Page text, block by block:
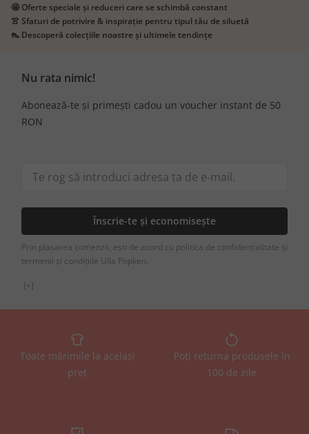
🤩 Oferte speciale și reduceri care se schimbă constant
👚 Sfaturi de potrivire & inspirație pentru tipul tău de siluetă
👠 Descoperă colecțiile noastre și ultimele tendințe
Nu rata nimic!
Abonează-te și primești cadou un voucher instant de 50
RON
Înscrie-te și economisește
Prin plasarea comenzii, ești de acord cu politica de confidențialitate și
termenii și condițiile Ulla Popken.
[+]
Toate mărimile la același
preț
Poți returna produsele în
100 de zile